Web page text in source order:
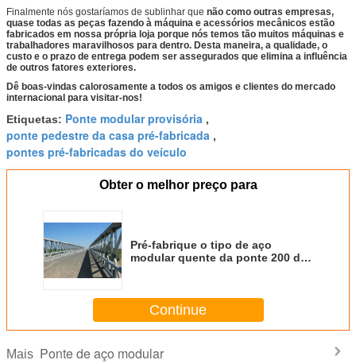
Finalmente nós gostaríamos de sublinhar que não como outras empresas,
quase todas as peças fazendo à máquina e acessórios mecânicos estão
fabricados em nossa própria loja porque nós temos tão muitos máquinas e
trabalhadores maravilhosos para dentro. Desta maneira, a qualidade, o
custo e o prazo de entrega podem ser assegurados que elimina a influência
de outros fatores exteriores.
Dê boas-vindas calorosamente a todos os amigos e clientes do mercado
internacional para visitar-nos!
Etiquetas: Ponte modular provisória ,
ponte pedestre da casa pré-fabricada ,
pontes pré-fabricadas do veículo
Obter o melhor preço para
Pré-fabrique o tipo de aço
modular quente da ponte 200 da
Continue
Mais Ponte de aço modular